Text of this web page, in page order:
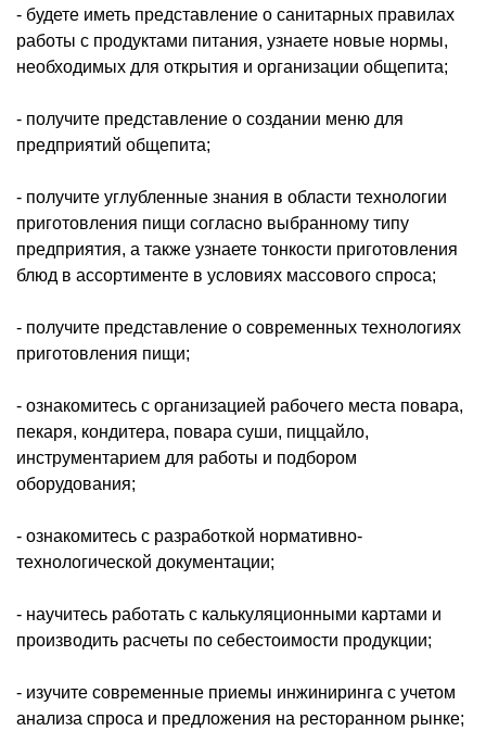
- будете иметь представление о санитарных правилах
работы с продуктами питания, узнаете новые нормы,
необходимых для открытия и организации общепита;
- получите представление о создании меню для
предприятий общепита;
- получите углубленные знания в области технологии
приготовления пищи согласно выбранному типу
предприятия, а также узнаете тонкости приготовления
блюд в ассортименте в условиях массового спроса;
- получите представление о современных технологиях
приготовления пищи;
- ознакомитесь с организацией рабочего места повара,
пекаря, кондитера, повара суши, пиццайло,
инструментарием для работы и подбором
оборудования;
- ознакомитесь с разработкой нормативно-
технологической документации;
- научитесь работать с калькуляционными картами и
производить расчеты по себестоимости продукции;
- изучите современные приемы инжиниринга с учетом
анализа спроса и предложения на ресторанном рынке;